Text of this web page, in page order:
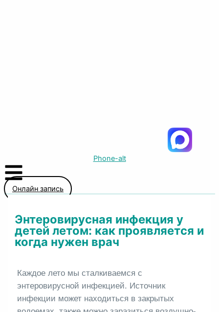
Phone-alt
Онлайн запись
Энтеровирусная инфекция у
детей летом: как проявляется и
когда нужен врач
Каждое лето мы сталкиваемся с
энтеровирусной инфекцией. Источник
инфекции может находиться в закрытых